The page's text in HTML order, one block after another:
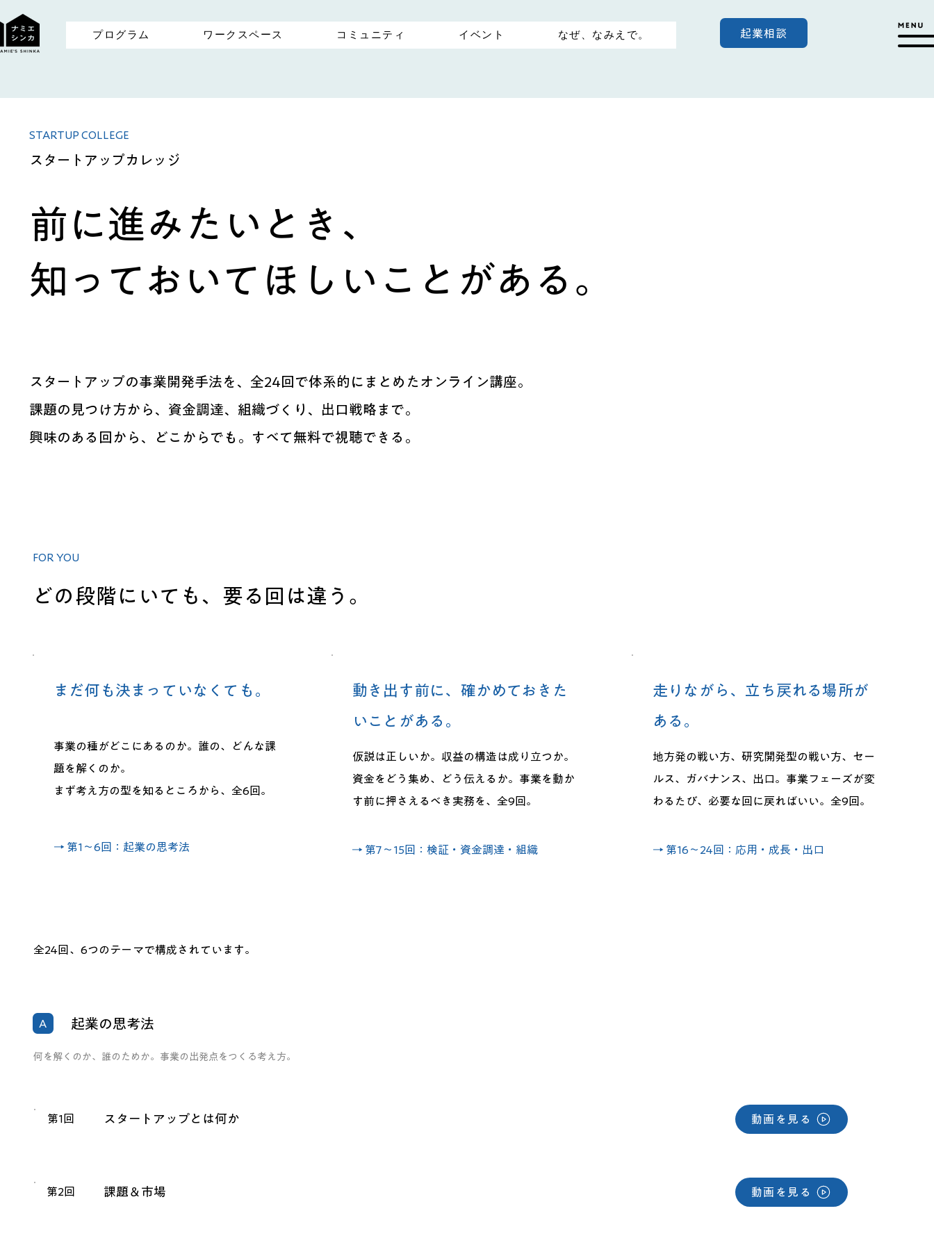
プログラム ワークスペース コミュニティ イベント なぜ、なみえで。 起業相談
STARTUP COLLEGE
スタートアップカレッジ
前に進みたいとき、
知っておいてほしいことがある。
スタートアップの事業開発手法を、全24回で体系的にまとめたオンライン講座。
課題の見つけ方から、資金調達、組織づくり、出口戦略まで。
興味のある回から、どこからでも。すべて無料で視聴できる。
FOR YOU
どの段階にいても、要る回は違う。
まだ何も決まっていなくても。
事業の種がどこにあるのか。誰の、どんな課
題を解くのか。
まず考え方の型を知るところから、全6回。
→ 第1〜6回：起業の思考法
動き出す前に、確かめておきた
いことがある。
仮説は正しいか。収益の構造は成り立つか。
資金をどう集め、どう伝えるか。事業を動か
す前に押さえるべき実務を、全9回。
→ 第7〜15回：検証・資金調達・組織
走りながら、立ち戻れる場所が
ある。
地方発の戦い方、研究開発型の戦い方、セー
ルス、ガバナンス、出口。事業フェーズが変
わるたび、必要な回に戻ればいい。全9回。
→ 第16〜24回：応用・成長・出口
全24回、6つのテーマで構成されています。
A 起業の思考法
何を解くのか、誰のためか。事業の出発点をつくる考え方。
第1回 スタートアップとは何か 動画を見る
第2回 課題＆市場 動画を見る